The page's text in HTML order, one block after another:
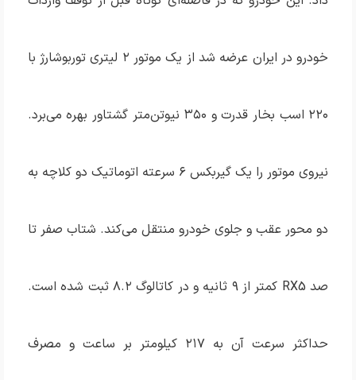
خودرو در ایران عرضه شد از یک موتور ۲ لیتری توربوشارژ با
۲۲۰ اسب بخار قدرت و ۳۵۰ نیوتن‌متر گشتاور بهره می‌برد.
نیروی موتور را یک گیربکس ۶ سرعته اتوماتیک دو کلاچه به
دو محور عقب و جلوی خودرو منتقل می‌کند. شتاب صفر تا
صد RX5 کمتر از ۹ ثانیه و در کاتالوگ ۸.۲ ثبت شده است.
حداکثر سرعت آن به ۲۱۷ کیلومتر بر ساعت و مصرف